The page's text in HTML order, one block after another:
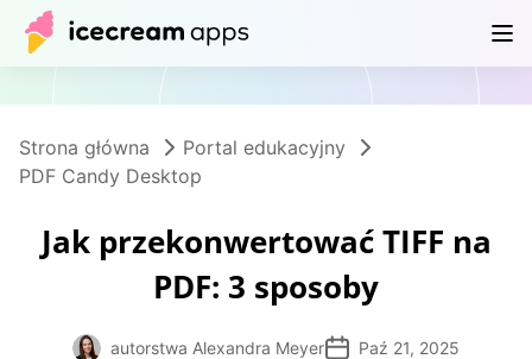
Produkty Centrum pomocy
Strona główna
Portal edukacyjny
PDF Candy Desktop
Jak przekonwertować TIFF na
PDF: 3 sposoby
autorstwa Alexandra Meyer Paź 21, 2025